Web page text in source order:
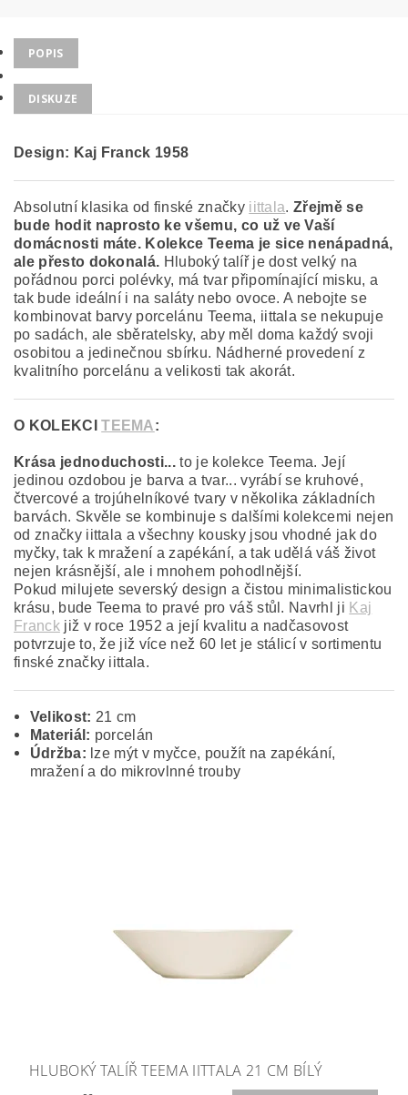
POPIS
DISKUZE
Design: Kaj Franck 1958
Absolutní klasika od finské značky iittala.Zřejmě se
bude hodit naprosto ke všemu, co už ve Vaší
domácnosti máte. Kolekce Teema je sice nenápadná,
ale přesto dokonalá. Hluboký talíř je dost velký na
pořádnou porci polévky, má tvar připomínající misku, a
tak bude ideální i na saláty nebo ovoce. A nebojte se
kombinovat barvy porcelánu Teema, iittala se nekupuje
po sadách, ale sběratelsky, aby měl doma každý svoji
osobitou a jedinečnou sbírku. Nádherné provedení z
kvalitního porcelánu a velikosti tak akorát.
O KOLEKCITEEMA:
Krása jednoduchosti...to je kolekce Teema. Její
jedinou ozdobou je barva a tvar... vyrábí se kruhové,
čtvercové a trojúhelníkové tvary v několika základních
barvách. Skvěle se kombinuje s dalšími kolekcemi nejen
od značky iittala a všechny kousky jsou vhodné jak do
myčky, tak k mražení a zapékání, a tak udělá váš život
nejen krásnější, ale i mnohem pohodlnější.
Pokud milujete severský design a čistou minimalistickou
krásu, bude Teema to pravé pro váš stůl. Navrhl ji Kaj
Franckjiž v roce 1952 a její kvalitu a nadčasovost
potvrzuje to, že již více než 60 let je stálicí v sortimentu
finské značky iittala.
Velikost: 21 cm
Materiál: porcelán
Údržba: lze mýt v myčce, použít na zapékání,
mražení a do mikrovlnné trouby
HLUBOKÝ TALÍŘ TEEMA IITTALA 21 CM BÍLÝ